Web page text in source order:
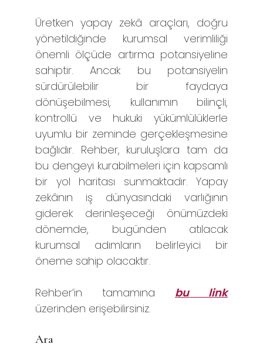
Üretken yapay zekâ araçları, doğru
yönetildiğinde kurumsal verimliliği
önemli ölçüde artırma potansiyeline
sahiptir. Ancak bu potansiyelin
sürdürülebilir bir faydaya
dönüşebilmesi, kullanımın bilinçli,
kontrollü ve hukuki yükümlülüklerle
uyumlu bir zeminde gerçekleşmesine
bağlıdır. Rehber, kuruluşlara tam da
bu dengeyi kurabilmeleri için kapsamlı
bir yol haritası sunmaktadır. Yapay
zekânın iş dünyasındaki varlığının
giderek derinleşeceği önümüzdeki
dönemde, bugünden atılacak
kurumsal adımların belirleyici bir
öneme sahip olacaktır.
Rehber’in tamamına bu link
üzerinden erişebilirsiniz.
Ara